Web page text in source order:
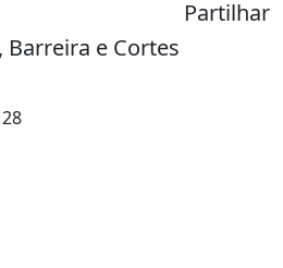
Partilhar
Barreira e Cortes